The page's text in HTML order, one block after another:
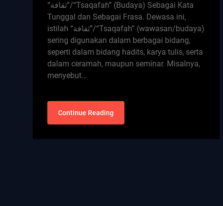
“ثقافة”/“Tsaqafah” (Budaya) Sebagai Kata
Tunggal dan Sebagai Frasa. Dewasa ini,
istilah “ثقافة”/“Tsaqafah” (wawasan/budaya)
sering digunakan dalam berbagai bidang,
seperti dalam bidang hadits, karya tulis, serta
dalam ceramah, maupun seminar. Misalnya,
menyebut…
Continue Reading